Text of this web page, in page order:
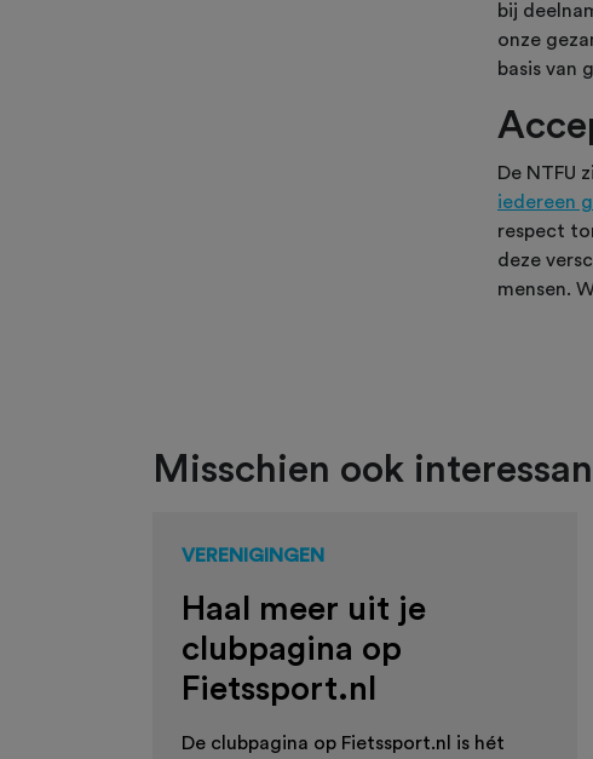
bij
onze
basis van
De NTFU
iedereen
respect
deze
mensen.
Misschien ook
VERENIGINGEN
Haal meer uit je
clubpagina op
Fietssport.nl
De clubpagina op Fietssport.nl is hét